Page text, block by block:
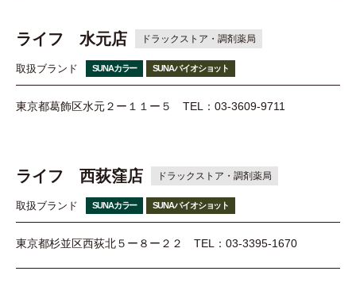
ライフ 水元店 ドラックストア・調剤薬局
取扱ブランド SUNAカラー SUNAバイオショット
東京都葛飾区水元２ー１１ー５ TEL：03-3609-9711
ライフ 西荻窪店 ドラックストア・調剤薬局
取扱ブランド SUNAカラー SUNAバイオショット
東京都杉並区西荻北５ー８ー２２ TEL：03-3395-1670